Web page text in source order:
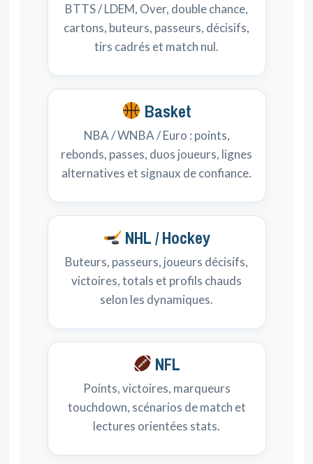
BTTS / LDEM, Over, double chance,
cartons, buteurs, passeurs, décisifs,
tirs cadrés et match nul.
Basket
NBA / WNBA / Euro : points,
rebonds, passes, duos joueurs, lignes
alternatives et signaux de confiance.
NHL / Hockey
Buteurs, passeurs, joueurs décisifs,
victoires, totals et profils chauds
selon les dynamiques.
NFL
Points, victoires, marqueurs
touchdown, scénarios de match et
lectures orientées stats.